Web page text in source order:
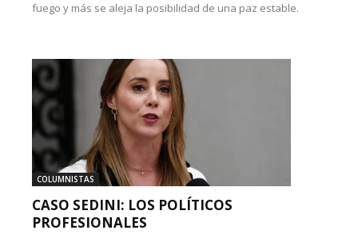
fuego y más se aleja la posibilidad de una paz estable.
COLUMNISTAS
CASO SEDINI: LOS POLÍTICOS
PROFESIONALES